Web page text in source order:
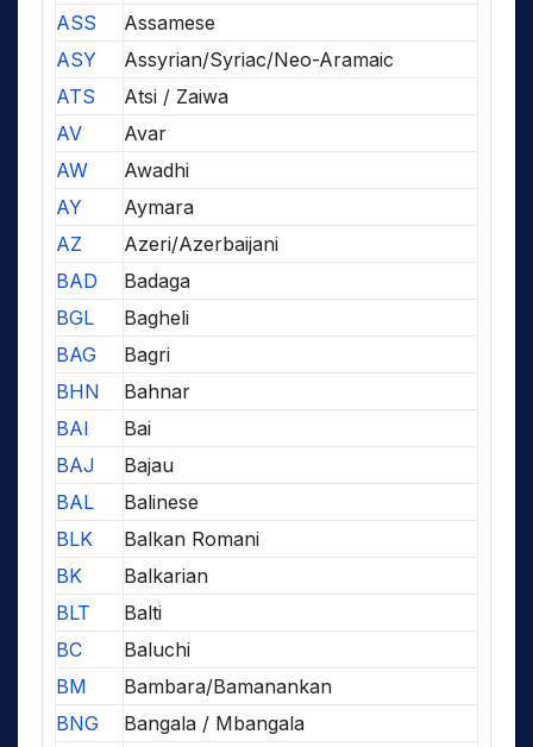
ASS
Assamese
ASY
Assyrian/Syriac/Neo-Aramaic
ATS
Atsi / Zaiwa
AV
Avar
AW
Awadhi
AY
Aymara
AZ
Azeri/Azerbaijani
BAD
Badaga
BGL
Bagheli
BAG
Bagri
BHN
Bahnar
BAI
Bai
BAJ
Bajau
BAL
Balinese
BLK
Balkan Romani
BK
Balkarian
BLT
Balti
BC
Baluchi
BM
Bambara/Bamanankan
BNG
Bangala / Mbangala